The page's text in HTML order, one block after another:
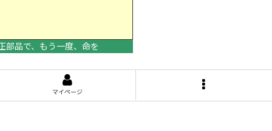
品で、もう一度、命を
マイページ